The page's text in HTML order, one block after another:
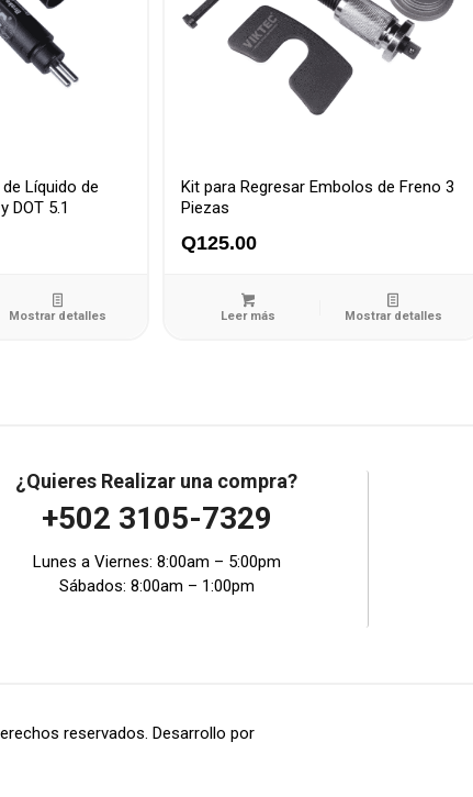
Líquido de
DOT 5.1
Mostrar detalles
Kit para Regresar Embolos de Freno 3
Piezas
Q125.00
Leer más Mostrar detalles
¿Quieres Realizar una compra?
+502 3105-7329
Lunes a Viernes: 8:00am – 5:00pm
Sábados: 8:00am – 1:00pm
reservados. Desarrollo por